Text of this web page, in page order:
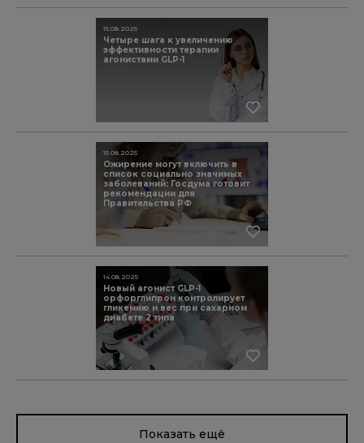
Четыре шага к увеличению
эффективности терапии
агонистами GLP-1
15.08.2025
Ожирение могут включить в
список социально значимых
заболеваний: Госдума готовит
рекомендации для
Правительства РФ
15.08.2025
Новый агонист GLP-1
орфорглипрон контролирует
гликемию и вес при сахарном
диабете 2 типа
14.08.2025
Показать ещё